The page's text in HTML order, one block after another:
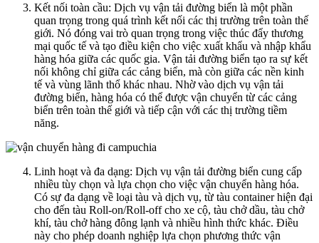
Kết nối toàn cầu: Dịch vụ vận tải đường biển là một phần
quan trọng trong quá trình kết nối các thị trường trên toàn thế
giới. Nó đóng vai trò quan trọng trong việc thúc đẩy thương
mại quốc tế và tạo điều kiện cho việc xuất khẩu và nhập khẩu
hàng hóa giữa các quốc gia. Vận tải đường biển tạo ra sự kết
nối không chỉ giữa các cảng biển, mà còn giữa các nền kinh
tế và vùng lãnh thổ khác nhau. Nhờ vào dịch vụ vận tải
đường biển, hàng hóa có thể được vận chuyển từ các cảng
biển trên toàn thế giới và tiếp cận với các thị trường tiềm
năng.
Linh hoạt và đa dạng: Dịch vụ vận tải đường biển cung cấp
nhiều tùy chọn và lựa chọn cho việc vận chuyển hàng hóa.
Có sự đa dạng về loại tàu và dịch vụ, từ tàu container hiện đại
cho đến tàu Roll-on/Roll-off cho xe cộ, tàu chở dầu, tàu chở
khí, tàu chở hàng đông lạnh và nhiều hình thức khác. Điều
này cho phép doanh nghiệp lựa chọn phương thức vận